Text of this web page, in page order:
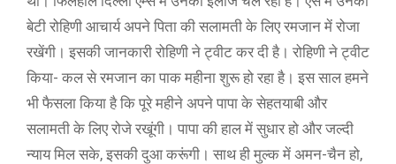
बेटी रोहिणी आचार्य अपने पिता की सलामती के लिए रमजान में रोजा
रखेंगी। इसकी जानकारी रोहिणी ने ट्वीट कर दी है। रोहिणी ने ट्वीट
किया- कल से रमजान का पाक महीना शुरू हो रहा है। इस साल हमने
भी फैसला किया है कि पूरे महीने अपने पापा के सेहतयाबी और
सलामती के लिए रोजे रखूंगी। पापा की हाल में सुधार हो और जल्दी
न्याय मिल सके, इसकी दुआ करूंगी। साथ ही मुल्क में अमन-चैन हो,